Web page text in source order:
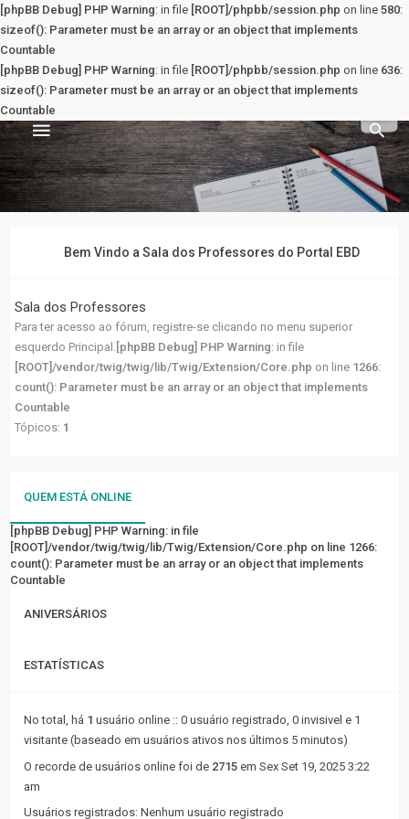
[phpBB Debug] PHP Warning: in file [ROOT]/phpbb/session.php on line 580:
sizeof(): Parameter must be an array or an object that implements
Countable
[phpBB Debug] PHP Warning: in file [ROOT]/phpbb/session.php on line 636:
sizeof(): Parameter must be an array or an object that implements
Countable
Sala dos Professores
Registrar
Entrar
resposta
Tópicos
ativos
LINKS
FAQ
do
Bem Vindo a Sala dos Professores do Portal EBD
Sala dos Professores
Para ter acesso ao fórum, registre-se clicando no menu superior
esquerdo Principal. [phpBB Debug] PHP Warning: in file
[ROOT]/vendor/twig/twig/lib/Twig/Extension/Core.php on line 1266:
count(): Parameter must be an array or an object that implements
Countable
Tópicos: 1
QUEM ESTÁ ONLINE
[phpBB Debug] PHP Warning: in file
[ROOT]/vendor/twig/twig/lib/Twig/Extension/Core.php on line 1266:
count(): Parameter must be an array or an object that implements
Countable
ANIVERSÁRIOS
ESTATÍSTICAS
No total, há 1 usuário online :: 0 usuário registrado, 0 invisivel e 1
visitante (baseado em usuários ativos nos últimos 5 minutos)
O recorde de usuários online foi de 2715 em Sex Set 19, 2025 3:22
am
Usuários registrados: Nenhum usuário registrado